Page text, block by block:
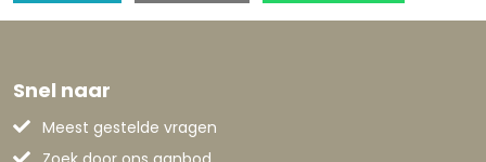
Snel naar
Meest gestelde vragen